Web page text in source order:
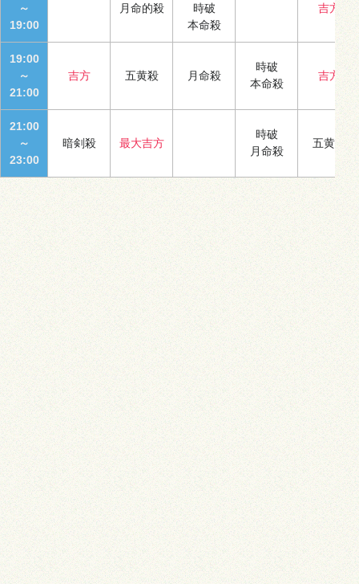
～
19:00
月命的殺
時破
本命殺
吉方
19:00
～
21:00
吉方 五黄殺 月命殺
時破
本命殺
吉方
21:00
～
23:00
暗剣殺 最大吉方
時破
月命殺
五黄殺